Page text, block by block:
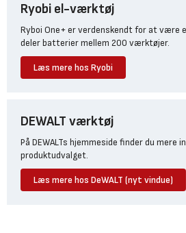
Ryobi el-værktøj
Ryboi One+ er verdenskendt for at være
deler batterier mellem 200 værktøjer.
Læs mere hos Ryobi
DEWALT værktøj
På DEWALTs hjemmeside finder du mere
produktudvalget.
Læs mere hos DeWALT (nyt vindue)